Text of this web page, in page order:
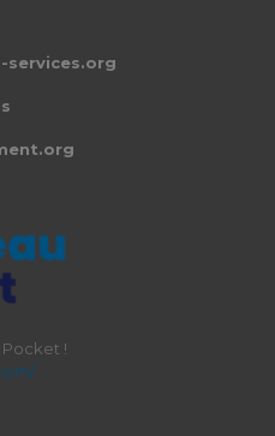
services.org
Pocket !